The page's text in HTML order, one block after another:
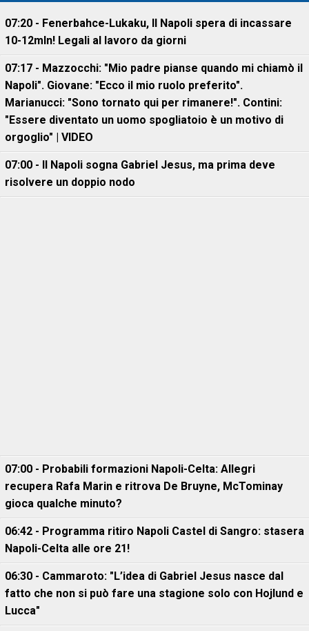
07:20 - Fenerbahce-Lukaku, ll Napoli spera di incassare
10-12mln! Legali al lavoro da giorni
07:17 - Mazzocchi: "Mio padre pianse quando mi chiamò il
Napoli". Giovane: "Ecco il mio ruolo preferito".
Marianucci: "Sono tornato qui per rimanere!". Contini:
"Essere diventato un uomo spogliatoio è un motivo di
orgoglio" | VIDEO
07:00 - Il Napoli sogna Gabriel Jesus, ma prima deve
risolvere un doppio nodo
07:00 - Probabili formazioni Napoli-Celta: Allegri
recupera Rafa Marin e ritrova De Bruyne, McTominay
gioca qualche minuto?
06:42 - Programma ritiro Napoli Castel di Sangro: stasera
Napoli-Celta alle ore 21!
06:30 - Cammaroto: "L’idea di Gabriel Jesus nasce dal
fatto che non si può fare una stagione solo con Hojlund e
Lucca"